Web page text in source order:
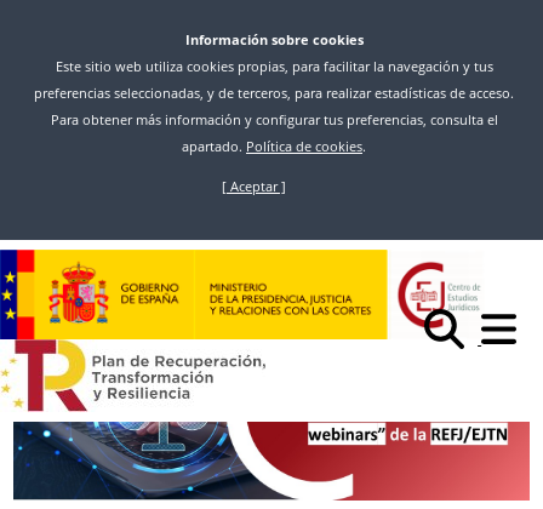
main
Información sobre cookies
Este sitio web utiliza cookies propias, para facilitar la navegación y tus
preferencias seleccionadas, y de terceros, para realizar estadísticas de acceso.
Para obtener más información y configurar tus preferencias, consulta el
apartado. Política de cookies.
[ Aceptar ]
LA REFJ/EJTN REANUDA EN ENERO EL PROGRAMA ‘LUNCHTIME
WEBINARS 2026’ SOBRE NORMATIVA DE LA UNIÓN EUROPEA